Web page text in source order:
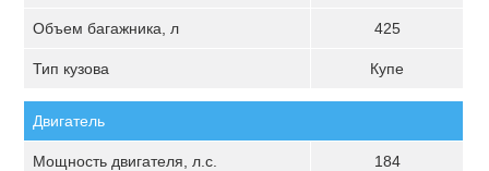
Объем багажника, л 425
Тип кузова Купе
Двигатель
Мощность двигателя, л.с. 184